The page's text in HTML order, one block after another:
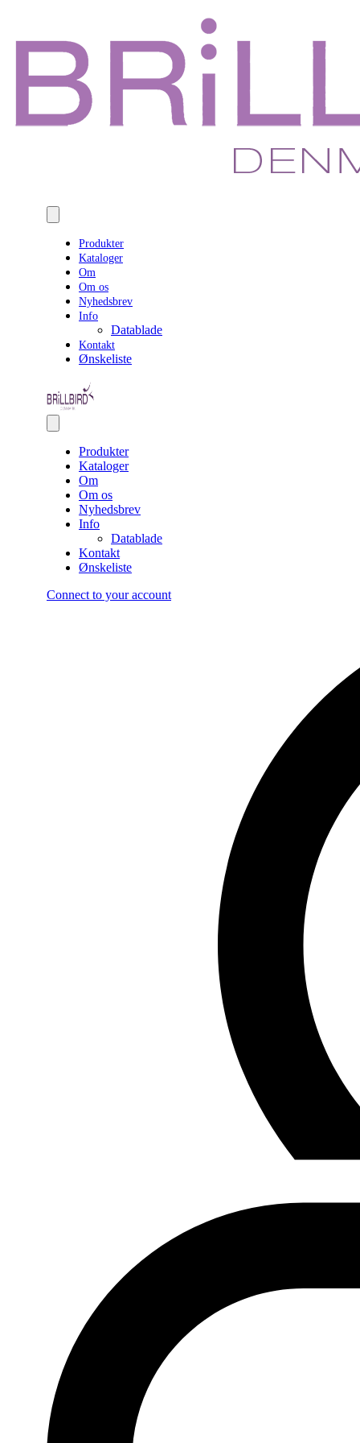
Produkter
Kataloger
Om
Om os
Nyhedsbrev
Info
Datablade
Kontakt
Ønskeliste
Produkter
Kataloger
Om
Om os
Nyhedsbrev
Info
Datablade
Kontakt
Ønskeliste
Connect to your account